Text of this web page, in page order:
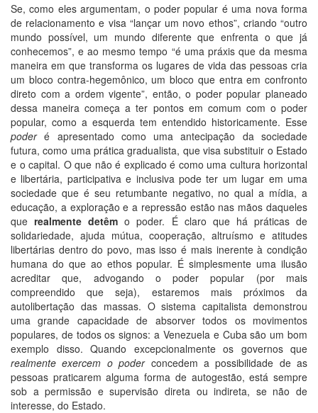
Se, como eles argumentam, o poder popular é uma nova forma
de relacionamento e visa “lançar um novo ethos”, criando “outro
mundo possível, um mundo diferente que enfrenta o que já
conhecemos”, e ao mesmo tempo “é uma práxis que da mesma
maneira em que transforma os lugares de vida das pessoas cria
um bloco contra-hegemônico, um bloco que entra em confronto
direto com a ordem vigente”, então, o poder popular planeado
dessa maneira começa a ter pontos em comum com o poder
popular, como a esquerda tem entendido historicamente. Esse
poderé apresentado como uma antecipação da sociedade
futura, como uma prática gradualista, que visa substituir o Estado
e o capital. O que não é explicado é como uma cultura horizontal
e libertária, participativa e inclusiva pode ter um lugar em uma
sociedade que é seu retumbante negativo, no qual a mídia, a
educação, a exploração e a repressão estão nas mãos daqueles
querealmente detêm o poder. É claro que há práticas de
solidariedade, ajuda mútua, cooperação, altruísmo e atitudes
libertárias dentro do povo, mas isso é mais inerente à condição
humana do que ao ethos popular. É simplesmente uma ilusão
acreditar que, advogando o poder popular (por mais
compreendido que seja), estaremos mais próximos da
autolibertação das massas. O sistema capitalista demonstrou
uma grande capacidade de absorver todos os movimentos
populares, de todos os signos: a Venezuela e Cuba são um bom
exemplo disso. Quando excepcionalmente os governos que
realmente exercem o poderconcedem a possibilidade de as
pessoas praticarem alguma forma de autogestão, está sempre
sob a permissão e supervisão direta ou indireta, se não de
interesse, do Estado.